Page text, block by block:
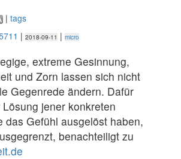
| tags
| 2018-09-11 | micro
extreme Gesinnung,
und Zorn lassen sich nicht
Gegenrede ändern. Dafür
jener konkreten
das Gefühl ausgelöst haben,
benachteiligt zu